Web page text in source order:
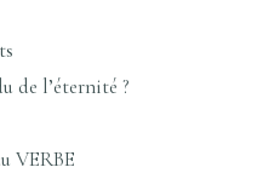
de l’éternité ?
VERBE